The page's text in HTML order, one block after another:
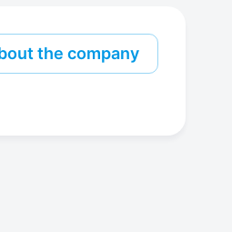
the company